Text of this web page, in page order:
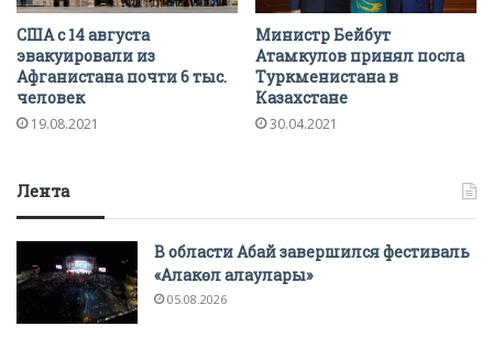
США с 14 августа
эвакуировали из
Афганистана почти 6 тыс.
человек
19.08.2021
Министр Бейбут
Атамкулов принял посла
Туркменистана в
Казахстане
30.04.2021
Лента
В области Абай завершился фестиваль
«Алакөл алаулары»
05.08.2026